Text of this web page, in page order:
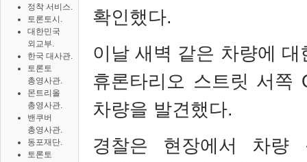
정착 서비스.
토론토시.
대한민국
외교부.
한국 대사관.
토론토
총영사관.
몬트리올
총영사관.
밴쿠버
총영사관.
동포재단.
토론토
확인했다.
이날 새벽 같은 차량에
휴론타리오 스트릿 서쪽
차량을 발견했다.
경찰은 현장에서 차량